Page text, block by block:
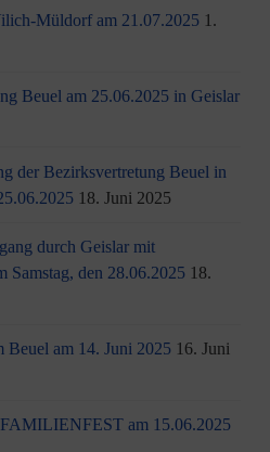
Müldorf am 21.07.2025 1.
Beuel am 25.06.2025 in Geislar
der Bezirksvertretung Beuel in
18. Juni 2025
durch Geislar mit
Samstag, den 28.06.2025 18.
Beuel am 14. Juni 2025 16. Juni
am 15.06.2025